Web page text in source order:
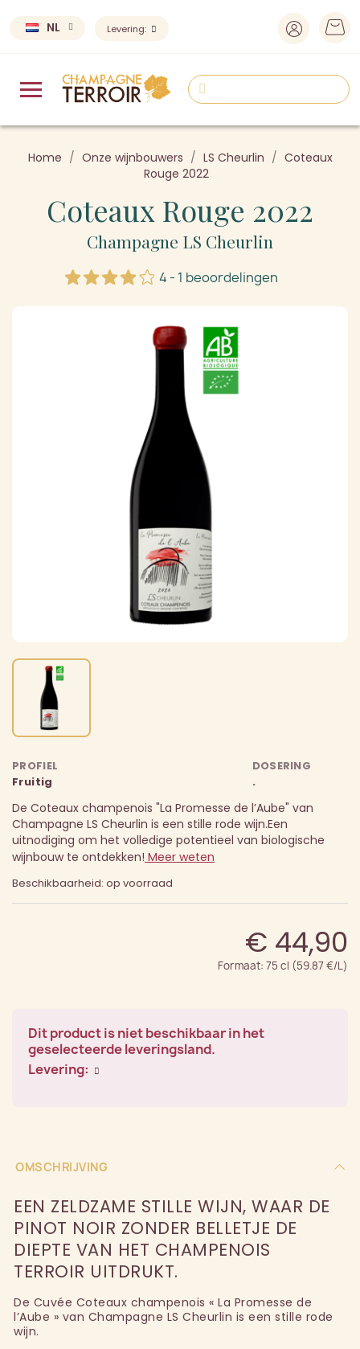
NL Levering:
Home Onze wijnbouwers LS Cheurlin
Coteaux
Rouge 2022
Coteaux Rouge 2022
Champagne LS Cheurlin
4 - 1 beoordelingen
PROFIEL
Fruitig
DOSERING
.
De Coteaux champenois "La Promesse de l’Aube" van
Champagne LS Cheurlin is een stille rode wijn.Een
uitnodiging om het volledige potentieel van biologische
wijnbouw te ontdekken! Meer weten
Beschikbaarheid: op voorraad
€ 44,90
Formaat: 75 cl (59.87 €/L)
Dit product is niet beschikbaar in het
geselecteerde leveringsland.
Levering:
OMSCHRIJVING
EEN ZELDZAME STILLE WIJN, WAAR DE
PINOT NOIR ZONDER BELLETJE DE
DIEPTE VAN HET CHAMPENOIS
TERROIR UITDRUKT.
De Cuvée Coteaux champenois « La Promesse de
l’Aube » van Champagne LS Cheurlin is een stille rode
wijn.